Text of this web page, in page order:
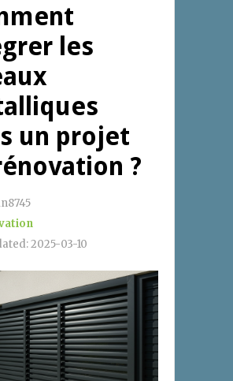
les
un projet
?
2025-03-10